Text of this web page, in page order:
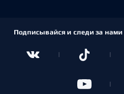
Подписывайся и следи за нами